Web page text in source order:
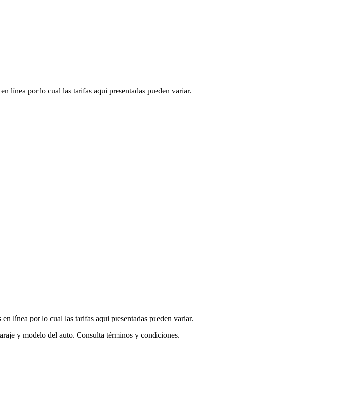
línea por lo cual las tarifas aqui presentadas pueden variar.
línea por lo cual las tarifas aqui presentadas pueden variar.
y modelo del auto. Consulta términos y condiciones.